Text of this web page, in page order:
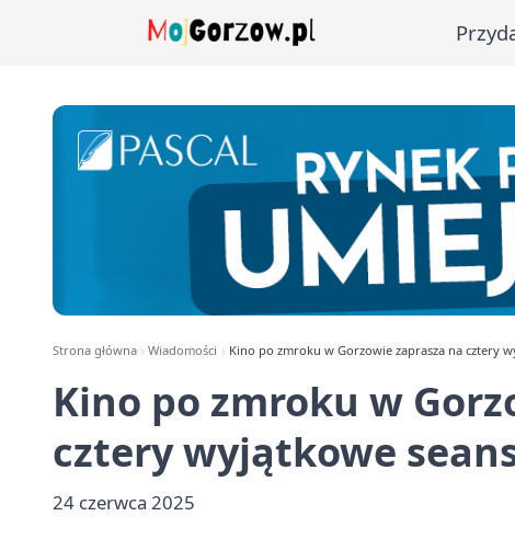
Strona główna Wiadomości Kino po zmroku w Gorzowie zaprasza na cztery
Kino po zmroku w
cztery wyjątkowe
24 czerwca 2025